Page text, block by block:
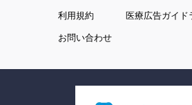
利用規約
医療広告ガイド
お問い合わせ